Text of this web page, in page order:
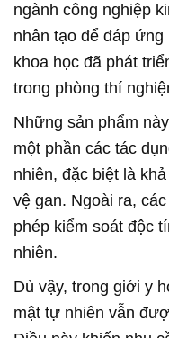
ngành công nghiệp
nhân tạo để đáp
khoa học đã phát
trong phòng thí
Những sản phẩm
một phần các tác
nhiên, đặc biệt là
vệ gan. Ngoài ra,
phép kiểm soát độc
nhiên.
Dù vậy, trong giới y
mật tự nhiên vẫn